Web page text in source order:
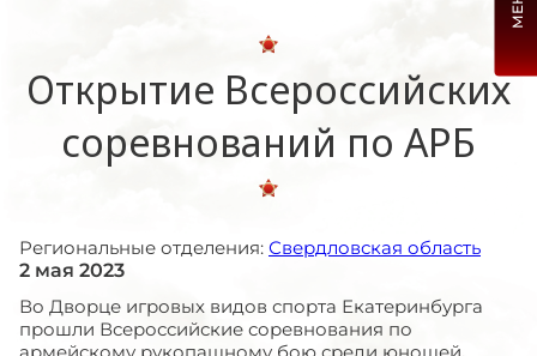
Открытие Всероссийских
соревнований по АРБ
Региональные отделения: Свердловская область
2 мая 2023
Во Дворце игровых видов спорта Екатеринбурга
прошли Всероссийские соревнования по